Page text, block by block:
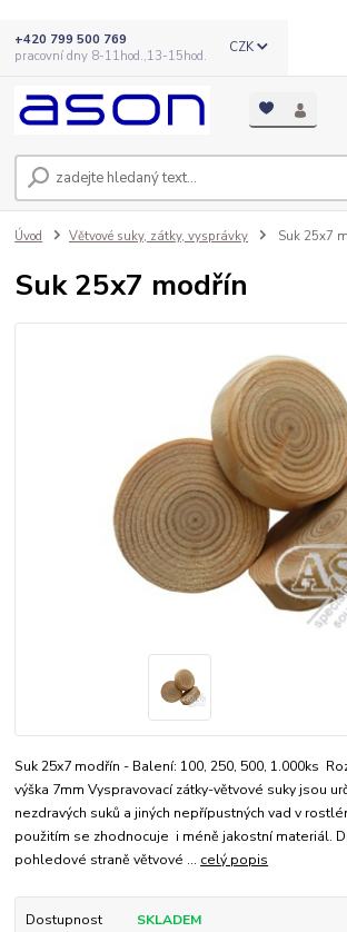
CZK
+420 799 500 769
pracovní dny 8-11hod.,13-15hod.
Úvod Větvové suky, zátky, vysprávky Suk 25x7
Suk 25x7 modřín
Suk 25x7 modřín - Balení: 100, 250, 500, 1.000ks
výška 7mm Vyspravovací zátky-větvové suky jsou
nezdravých suků a jiných nepřípustných vad v
použitím se zhodnocuje i méně jakostní materiál.
pohledové straně větvové ... celý popis
Dostupnost
SKLADEM